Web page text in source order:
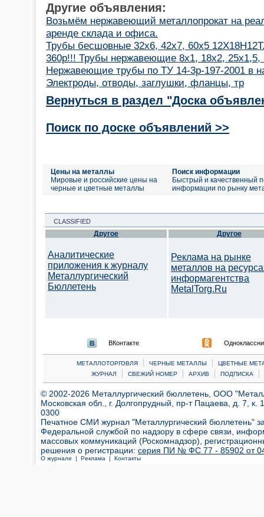
Другие объявления:
Возьмём нержавеющий металлопрокат на
аренде склада и офиса.
Трубы бесшовные 32х6, 42х7, 60х5
360р!!! Трубы нержавеющие 8х1, 18х2, 25х1,5,
Нержавеющие трубы по ТУ 14-3р-197-2001 в
Электроды, отводы, заглушки, фланцы, тр
Вернуться в раздел "Доска
Поиск по доске объявлений >>
Цены на металлы
Мировые и российские цены на
черные и цветные металлы
Поиск информации
Быстрый и качественный
информации по рынку
CLASSIFIED
Другое
Аналитические
приложения к журналу
Металлургический
Бюллетень
Другое
Реклама на рынке
металлов на
информагентства
MetalTorg.Ru
ВКонтакте
МЕТАЛЛОТОРГОВЛЯ | ЧЕРНЫЕ МЕТАЛЛЫ |
ЦВЕТНЫЕ
ЖУРНАЛ
| СВЕЖИЙ НОМЕР | АРХИВ | ПОДПИСКА |
© 2002-2026 Металлургический бюллетень, ООО
Московская обл., г. Долгопрудный, пр-т Пацаева, д. 7,
0300
Печатное СМИ журнал "Металлургический бюллетень"
Федеральной службой по надзору в сфере связи,
массовых коммуникаций (Роскомнадзор),
решения о регистрации: серия ПИ № ФС 77 - 85902 от 04
О журнале | Реклама | Контакты